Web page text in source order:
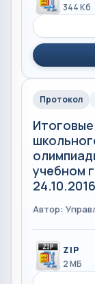
344 Кб
Протокол
учебном
Автор:
ZIP
2 МБ